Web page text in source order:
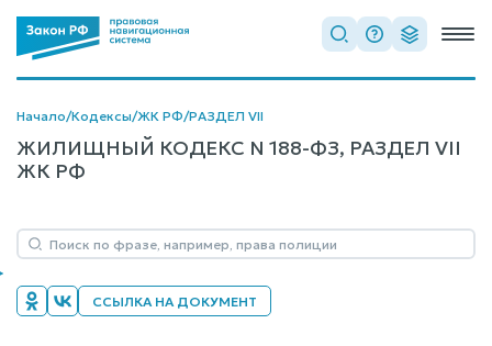
Начало/Кодексы/ЖК РФ/РАЗДЕЛ VII
ЖИЛИЩНЫЙ КОДЕКС N 188-ФЗ, РАЗДЕЛ VII
ЖК РФ
ССЫЛКА НА ДОКУМЕНТ